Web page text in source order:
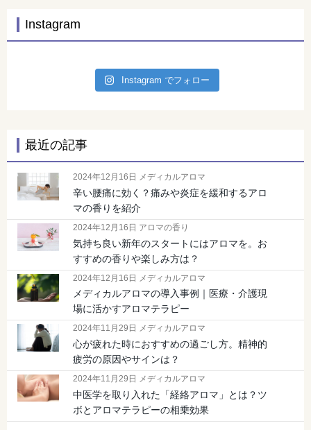
Instagram
Instagram でフォロー
最近の記事
2024年12月16日 メディカルアロマ
辛い腰痛に効く？痛みや炎症を緩和するアロ
マの香りを紹介
2024年12月16日 アロマの香り
気持ち良い新年のスタートにはアロマを。お
すすめの香りや楽しみ方は？
2024年12月16日 メディカルアロマ
メディカルアロマの導入事例｜医療・介護現
場に活かすアロマテラピー
2024年11月29日 メディカルアロマ
心が疲れた時におすすめの過ごし方。精神的
疲労の原因やサインは？
2024年11月29日 メディカルアロマ
中医学を取り入れた「経絡アロマ」とは？ツ
ボとアロマテラピーの相乗効果